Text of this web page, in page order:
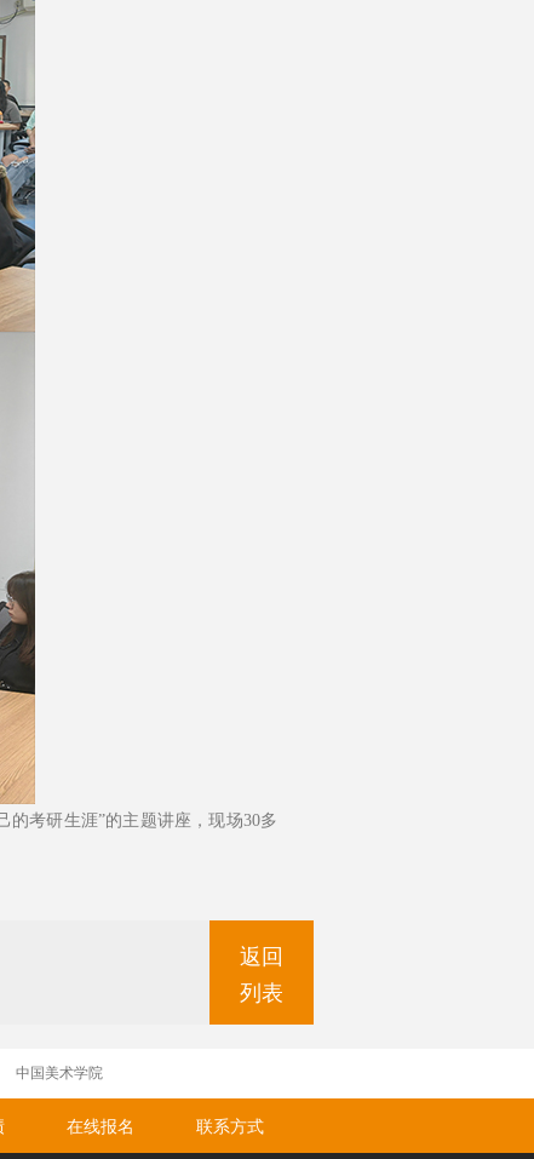
考研生涯”的主题讲座，现场30多
返回
列表
中国美术学院
在线报名 联系方式